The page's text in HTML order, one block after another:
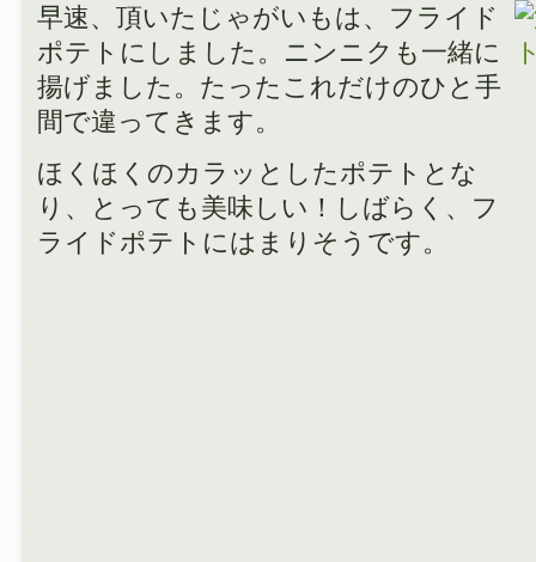
早速、頂いたじゃがいもは、フライド
ポテトにしました。ニンニクも一緒に
揚げました。たったこれだけのひと手
間で違ってきます。
ほくほくのカラッとしたポテトとな
り、とっても美味しい！しばらく、フ
ライドポテトにはまりそうです。